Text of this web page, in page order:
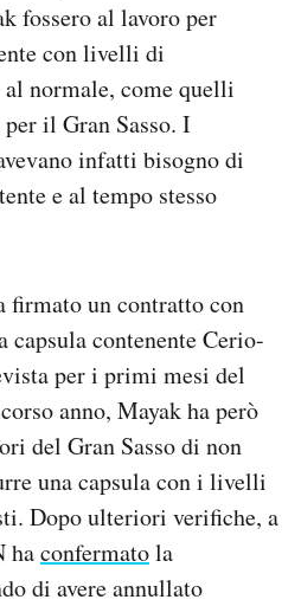
fossero al lavoro per
con livelli di
normale, come quelli
il Gran Sasso. I
infatti bisogno di
e al tempo stesso
firmato un contratto con
contenente Cerio-
per i primi mesi del
anno, Mayak ha però
del Gran Sasso di non
una capsula con i livelli
Dopo ulteriori verifiche, a
haconfermatola
di avere annullato